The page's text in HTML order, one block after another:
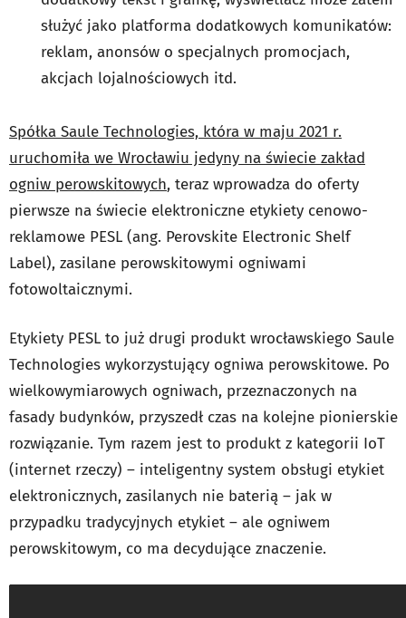
służyć jako platforma dodatkowych komunikatów:
reklam, anonsów o specjalnych promocjach,
akcjach lojalnościowych itd.
Spółka Saule Technologies, która w maju 2021 r.
uruchomiła we Wrocławiu jedyny na świecie zakład
ogniw perowskitowych, teraz wprowadza do oferty
pierwsze na świecie elektroniczne etykiety cenowo-
reklamowe PESL (ang. Perovskite Electronic Shelf
Label), zasilane perowskitowymi ogniwami
fotowoltaicznymi.
Etykiety PESL to już drugi produkt wrocławskiego Saule
Technologies wykorzystujący ogniwa perowskitowe. Po
wielkowymiarowych ogniwach, przeznaczonych na
fasady budynków, przyszedł czas na kolejne pionierskie
rozwiązanie. Tym razem jest to produkt z kategorii IoT
(internet rzeczy) – inteligentny system obsługi etykiet
elektronicznych, zasilanych nie baterią – jak w
przypadku tradycyjnych etykiet – ale ogniwem
perowskitowym, co ma decydujące znaczenie.